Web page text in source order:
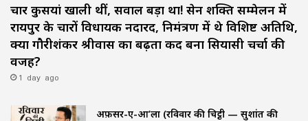
चार कुर्सियां खाली थीं, सवाल बड़ा था! सेन शक्ति सम्मेलन में
रायपुर के चारों विधायक नदारद, निमंत्रण में थे विशिष्ट अतिथि,
क्या गौरीशंकर श्रीवास का बढ़ता कद बना सियासी चर्चा की
वजह?
1 day ago
अफ़सर-ए-आ’ला (रविवार की चिट्ठी — सुशांत की